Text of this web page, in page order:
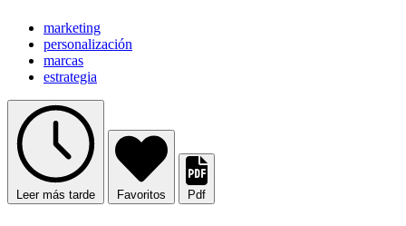
marketing
personalización
marcas
estrategia
Leer más tarde Favoritos Pdf